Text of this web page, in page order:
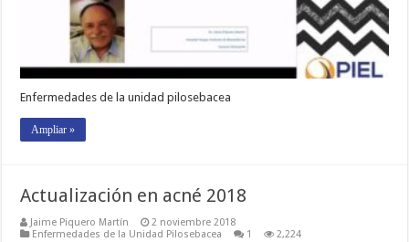
Enfermedades de la unidad pilosebacea
Ampliar »
Actualización en acné 2018
Jaime Piquero Martín
2 noviembre 2018
Enfermedades de la Unidad Pilosebacea
1 2,224